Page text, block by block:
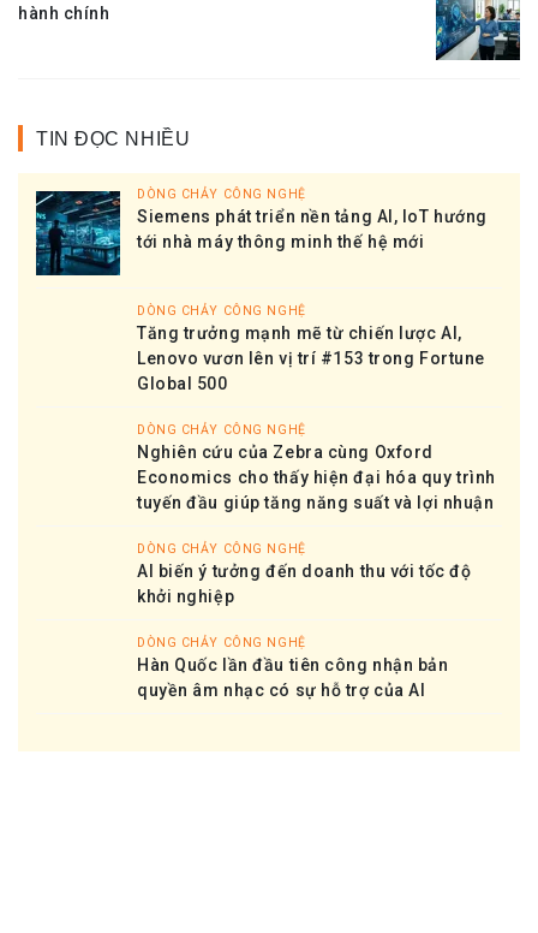
hành chính
TIN ĐỌC NHIỀU
DÒNG CHẢY CÔNG NGHỆ
Siemens phát triển nền tảng AI, IoT hướng
tới nhà máy thông minh thế hệ mới
DÒNG CHẢY CÔNG NGHỆ
Tăng trưởng mạnh mẽ từ chiến lược AI,
Lenovo vươn lên vị trí #153 trong Fortune
Global 500
DÒNG CHẢY CÔNG NGHỆ
Nghiên cứu của Zebra cùng Oxford
Economics cho thấy hiện đại hóa quy trình
tuyến đầu giúp tăng năng suất và lợi nhuận
DÒNG CHẢY CÔNG NGHỆ
AI biến ý tưởng đến doanh thu với tốc độ
khởi nghiệp
DÒNG CHẢY CÔNG NGHỆ
Hàn Quốc lần đầu tiên công nhận bản
quyền âm nhạc có sự hỗ trợ của AI